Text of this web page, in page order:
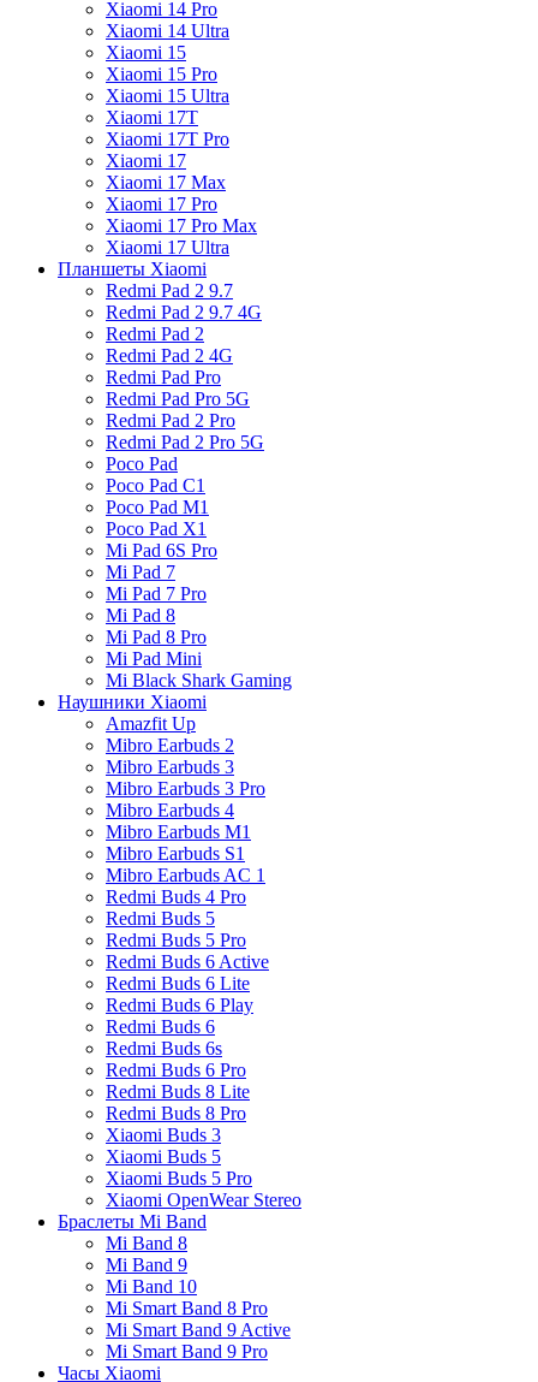
Xiaomi 14 Pro
Xiaomi 14 Ultra
Xiaomi 15
Xiaomi 15 Pro
Xiaomi 15 Ultra
Xiaomi 17T
Xiaomi 17T Pro
Xiaomi 17
Xiaomi 17 Max
Xiaomi 17 Pro
Xiaomi 17 Pro Max
Xiaomi 17 Ultra
Планшеты Xiaomi
Redmi Pad 2 9.7
Redmi Pad 2 9.7 4G
Redmi Pad 2
Redmi Pad 2 4G
Redmi Pad Pro
Redmi Pad Pro 5G
Redmi Pad 2 Pro
Redmi Pad 2 Pro 5G
Poco Pad
Poco Pad C1
Poco Pad M1
Poco Pad X1
Mi Pad 6S Pro
Mi Pad 7
Mi Pad 7 Pro
Mi Pad 8
Mi Pad 8 Pro
Mi Pad Mini
Mi Black Shark Gaming
Наушники Xiaomi
Amazfit Up
Mibro Earbuds 2
Mibro Earbuds 3
Mibro Earbuds 3 Pro
Mibro Earbuds 4
Mibro Earbuds M1
Mibro Earbuds S1
Mibro Earbuds AC 1
Redmi Buds 4 Pro
Redmi Buds 5
Redmi Buds 5 Pro
Redmi Buds 6 Active
Redmi Buds 6 Lite
Redmi Buds 6 Play
Redmi Buds 6
Redmi Buds 6s
Redmi Buds 6 Pro
Redmi Buds 8 Lite
Redmi Buds 8 Pro
Xiaomi Buds 3
Xiaomi Buds 5
Xiaomi Buds 5 Pro
Xiaomi OpenWear Stereo
Браслеты Mi Band
Mi Band 8
Mi Band 9
Mi Band 10
Mi Smart Band 8 Pro
Mi Smart Band 9 Active
Mi Smart Band 9 Pro
Часы Xiaomi